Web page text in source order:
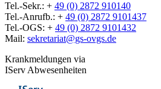
Tel.-Sekr.: + 49 (0) 2872 910140
Tel.-Anrufb.: + 49 (0) 2872 9101437
Tel.-OGS: + 49 (0) 2872 9101432
Mail: sekretariat@gs-ovgs.de
Krankmeldungen via
IServ Abwesenheiten